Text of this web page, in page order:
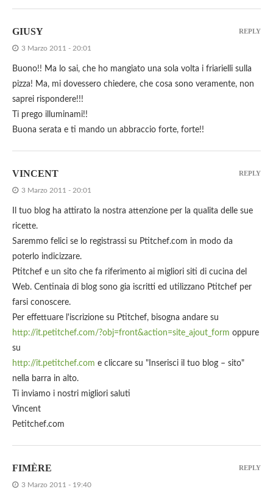
GIUSY
3 Marzo 2011 - 20:01
Buono!! Ma lo sai, che ho mangiato una sola volta i friarielli sulla
pizza! Ma, mi dovessero chiedere, che cosa sono veramente, non
saprei rispondere!!!
Ti prego illuminami!!
Buona serata e ti mando un abbraccio forte, forte!!
REPLY
VINCENT
3 Marzo 2011 - 20:01
Il tuo blog ha attirato la nostra attenzione per la qualita delle sue
ricette.
Saremmo felici se lo registrassi su Ptitchef.com in modo da
poterlo indicizzare.
Ptitchef e un sito che fa riferimento ai migliori siti di cucina del
Web. Centinaia di blog sono gia iscritti ed utilizzano Ptitchef per
farsi conoscere.
Per effettuare l'iscrizione su Ptitchef, bisogna andare su
http://it.petitchef.com/?obj=front&action=site_ajout_form oppure
su
http://it.petitchef.com e cliccare su "Inserisci il tuo blog – sito"
nella barra in alto.
Ti inviamo i nostri migliori saluti
Vincent
Petitchef.com
REPLY
FIMÈRE
3 Marzo 2011 - 19:40
REPLY